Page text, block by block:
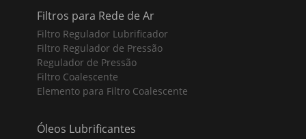
Filtros para Rede de Ar
Filtro Regulador Lubrificador
Filtro Regulador de Pressão
Regulador de Pressão
Filtro Coalescente
Elemento para Filtro Coalescente
Óleos Lubrificantes